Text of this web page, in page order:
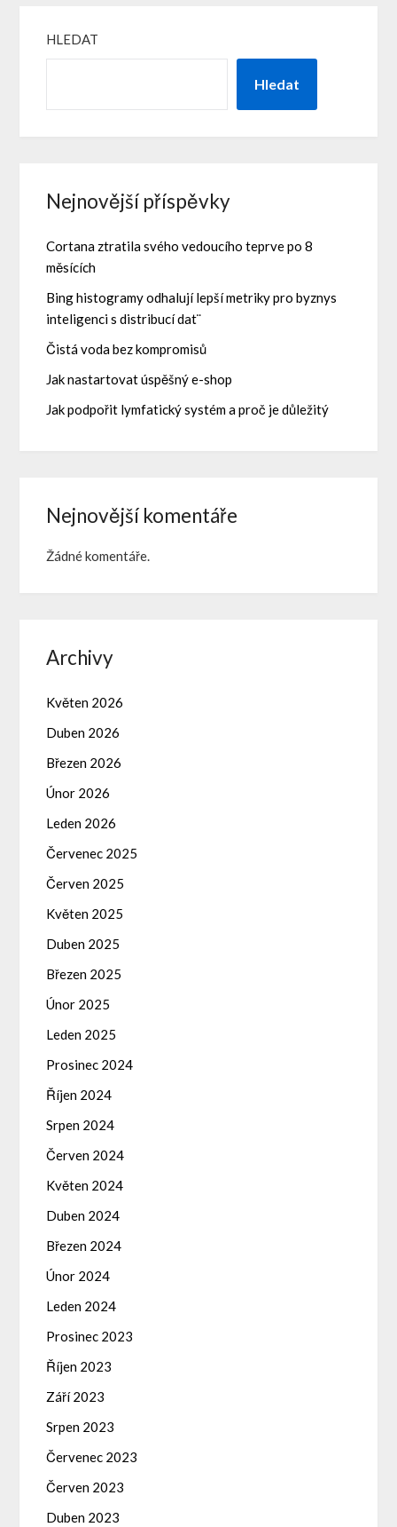
HLEDAT
Hledat
Nejnovější příspěvky
Cortana ztratila svého vedoucího teprve po 8
měsících
Bing histogramy odhalují lepší metriky pro byznys
inteligenci s distribucí dat¨
Čistá voda bez kompromisů
Jak nastartovat úspěšný e-shop
Jak podpořit lymfatický systém a proč je důležitý
Nejnovější komentáře
Žádné komentáře.
Archivy
Květen 2026
Duben 2026
Březen 2026
Únor 2026
Leden 2026
Červenec 2025
Červen 2025
Květen 2025
Duben 2025
Březen 2025
Únor 2025
Leden 2025
Prosinec 2024
Říjen 2024
Srpen 2024
Červen 2024
Květen 2024
Duben 2024
Březen 2024
Únor 2024
Leden 2024
Prosinec 2023
Říjen 2023
Září 2023
Srpen 2023
Červenec 2023
Červen 2023
Duben 2023